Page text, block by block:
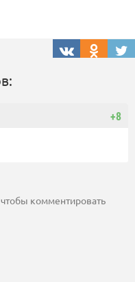
+8
комментировать